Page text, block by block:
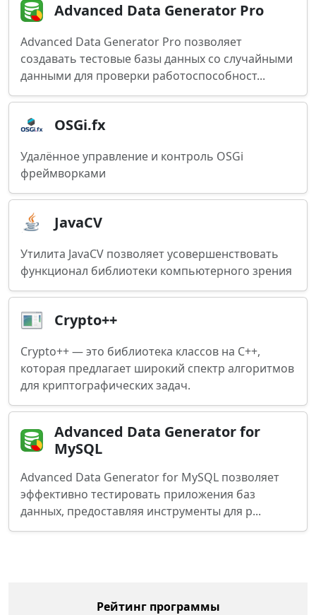
Advanced Data Generator Pro
Advanced Data Generator Pro позволяет
создавать тестовые базы данных со случайными
данными для проверки работоспособност...
OSGi.fx
Удалённое управление и контроль OSGi
фреймворками
JavaCV
Утилита JavaCV позволяет усовершенствовать
функционал библиотеки компьютерного зрения
Crypto++
Crypto++ — это библиотека классов на C++,
которая предлагает широкий спектр алгоритмов
для криптографических задач.
Advanced Data Generator for
MySQL
Advanced Data Generator for MySQL позволяет
эффективно тестировать приложения баз
данных, предоставляя инструменты для р...
Рейтинг программы